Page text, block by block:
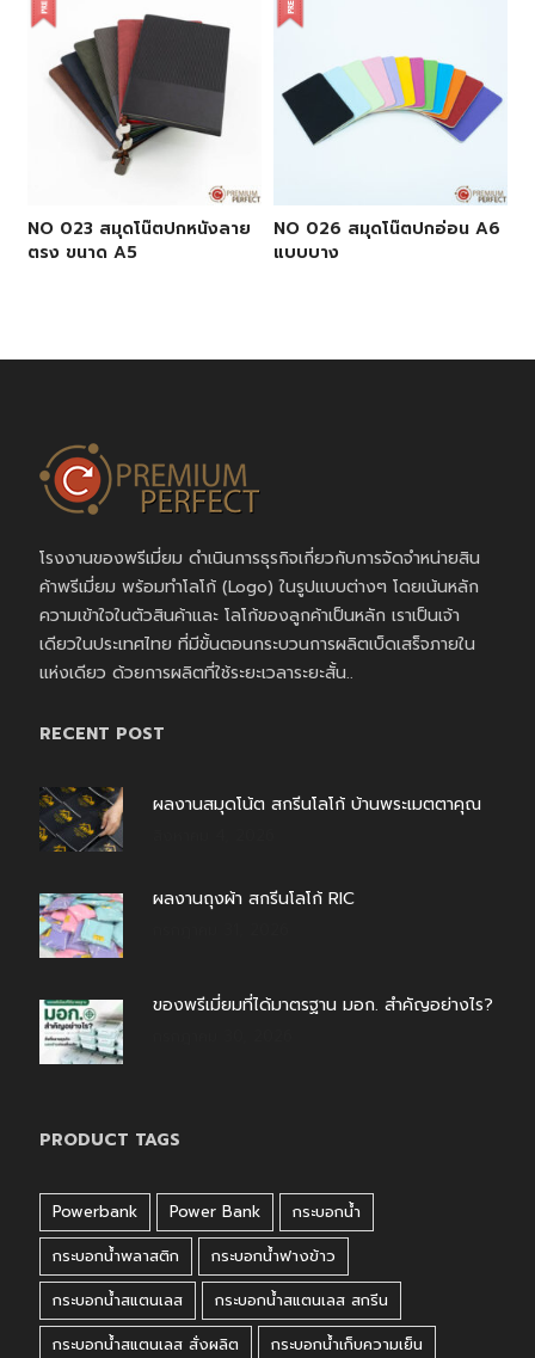
NO 023 สมุดโน๊ตปกหนังลาย
ตรง ขนาด A5
NO 026 สมุดโน๊ตปกอ่อน A6
แบบบาง
โรงงานของพรีเมี่ยม ดำเนินการธุรกิจเกี่ยวกับการจัดจำหน่ายสิน
ค้าพรีเมี่ยม พร้อมทำโลโก้ (Logo) ในรูปแบบต่างๆ โดยเน้นหลัก
ความเข้าใจในตัวสินค้าและ โลโก้ของลูกค้าเป็นหลัก เราเป็นเจ้า
เดียวในประเทศไทย ที่มีขั้นตอนกระบวนการผลิตเบ็ดเสร็จภายใน
แห่งเดียว ด้วยการผลิตที่ใช้ระยะเวลาระยะสั้น..
RECENT POST
ผลงานสมุดโน้ต สกรีนโลโก้ บ้านพระเมตตาคุณ
ผลงานถุงผ้า สกรีนโลโก้ RIC
ของพรีเมี่ยมที่ได้มาตรฐาน มอก. สำคัญอย่างไร?
PRODUCT TAGS
Powerbank Power Bank
กระบอกน้ำ
กระบอกน้ำพลาสติก
กระบอกน้ำฟางข้าว
กระบอกน้ำสแตนเลส
กระบอกน้ำสแตนเลส สกรีน
กระบอกน้ำสแตนเลส สั่งผลิต
กระบอกน้ำเก็บความเย็น